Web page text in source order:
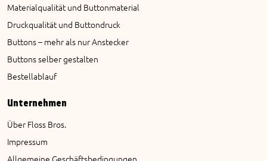
Materialqualität und Buttonmaterial
Druckqualität und Buttondruck
Buttons – mehr als nur Anstecker
Buttons selber gestalten
Bestellablauf
Unternehmen
Über Floss Bros.
Impressum
Allgemeine Geschäftsbedingungen